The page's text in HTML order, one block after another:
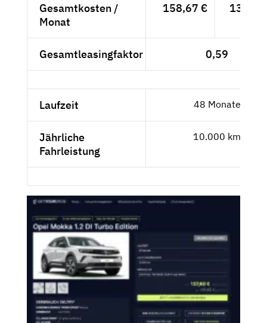
Gesamtkosten /
Monat
158,67 € 133,34
Gesamtleasingfaktor 0,59
Laufzeit 48 Monate
Jährliche
Fahrleistung
10.000 km